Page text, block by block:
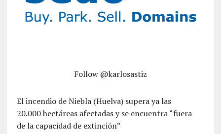
Follow @karlosastiz
El incendio de Niebla (Huelva) supera ya las
20.000 hectáreas afectadas y se encuentra “fuera
de la capacidad de extinción”